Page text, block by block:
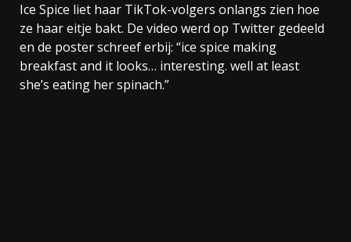
Ice Spice liet haar TikTok-volgers onlangs zien hoe
ze haar eitje bakt. De video werd op Twitter gedeeld
en de poster schreef erbij: “ice spice making
breakfast and it looks… interesting. well at least
she’s eating her spinach.”